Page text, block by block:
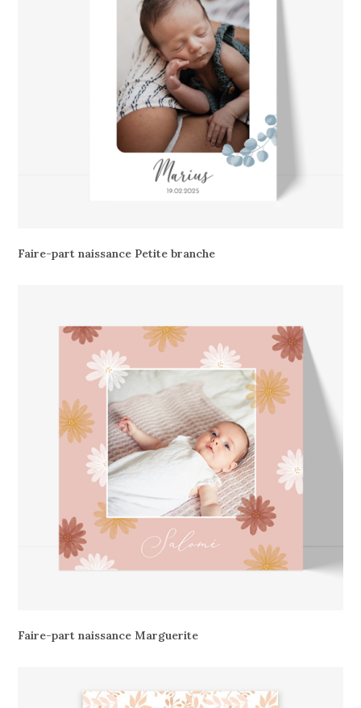
Faire-part naissance Petite branche
Faire-part naissance Marguerite